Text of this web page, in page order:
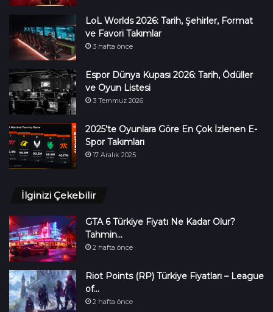
LoL Worlds 2026: Tarih, Şehirler, Format
ve Favori Takımlar
3 hafta önce
Espor Dünya Kupası 2026: Tarih, Ödüller
ve Oyun Listesi
3 Temmuz 2026
2025’te Oyunlara Göre En Çok İzlenen E-
Spor Takımları
17 Aralık 2025
İlginizi Çekebilir
GTA 6 Türkiye Fiyatı Ne Kadar Olur?
Tahmin…
2 hafta önce
Riot Points (RP) Türkiye Fiyatları – League
of…
2 hafta önce